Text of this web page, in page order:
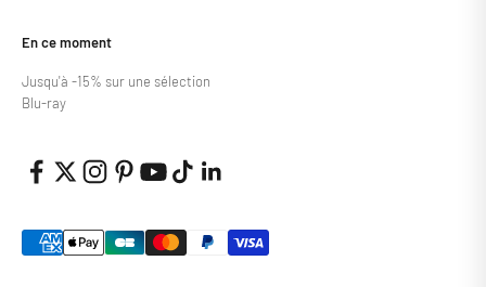
En ce moment
Jusqu'à -15% sur une sélection
Blu-ray